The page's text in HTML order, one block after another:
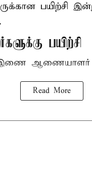
பயிற்சி
பயிற்சி
இணை ஆணையாளர்
Read More